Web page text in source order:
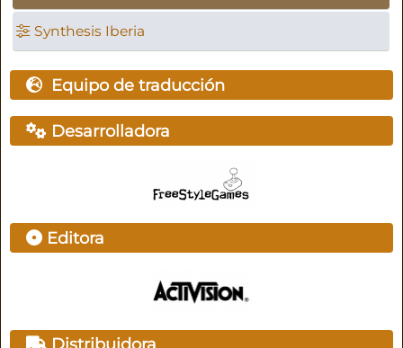
Synthesis Iberia
Equipo de traducción
Desarrolladora
Editora